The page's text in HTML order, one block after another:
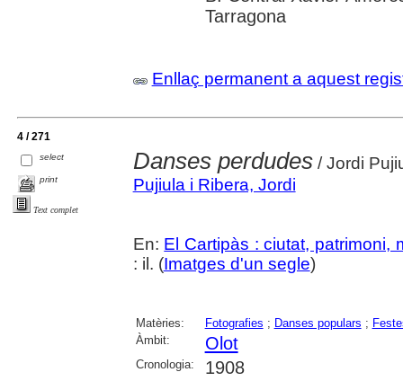
Tarragona
Enllaç permanent a aquest
4 / 271
select
print
Text complet
Danses perdudes/ Jordi
Pujiula i Ribera, Jordi
En: El Cartipàs : ciutat, patrimoni,
: il. (Imatges d'un segle)
Matèries: Fotografies ; Danses populars ;
Àmbit:
Olot
Cronologia: 1908